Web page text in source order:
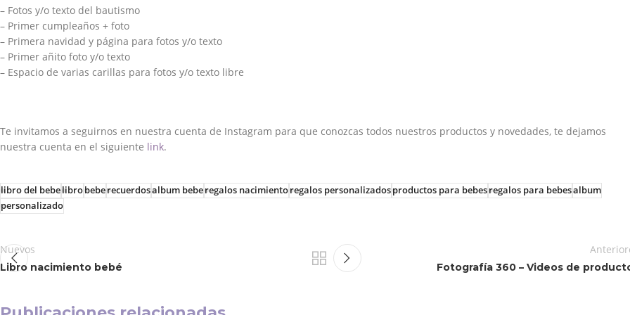
– Fotos y/o texto del bautismo
– Primer cumpleaños + foto
– Primera navidad y página para fotos y/o texto
– Primer añito foto y/o texto
– Espacio de varias carillas para fotos y/o texto libre
Te invitamos a seguirnos en nuestra cuenta de Instagram para que conozcas todos nuestros productos y novedades, te dejamos
nuestra cuenta en el siguiente link.
libro del bebelibrobeberecuerdosalbum beberegalos nacimientoregalos personalizadosproductos para bebesregalos para bebesalbum
personalizado
Nuevos
Libro nacimiento bebé Fotografía 360 – Videos de